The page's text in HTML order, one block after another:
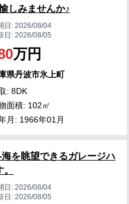
しみませんか♪
日:2026/08/04
日:2026/08/05
万円
県丹波市氷上町
: 8DK
面積: 102㎡
月: 1966年01月
海を眺望できるガレージハ
日:2026/08/04
日:2026/08/05